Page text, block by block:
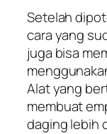
Setelah
cara yang
juga bisa
Alat yang
membuat
daging lebih